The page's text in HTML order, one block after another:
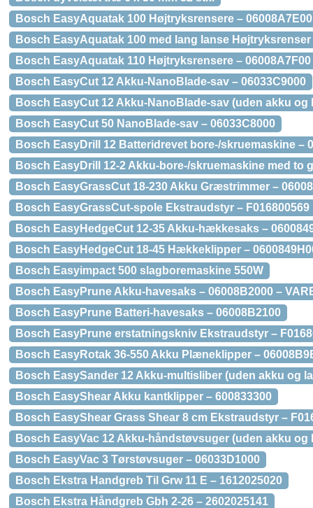
Bosch EasyAquatak 100 Højtryksrensere – 06008A7E00
Bosch EasyAquatak 100 med lang lanse Højtryksrenser
Bosch EasyAquatak 110 Højtryksrensere – 06008A7F00
Bosch EasyCut 12 Akku-NanoBlade-sav – 06033C9000
Bosch EasyCut 12 Akku-NanoBlade-sav (uden akku og
Bosch EasyCut 50 NanoBlade-sav – 06033C8000
Bosch EasyDrill 12 Batteridrevet bore-/skruemaskine –
Bosch EasyDrill 12-2 Akku-bore-/skruemaskine med to
Bosch EasyGrassCut 18-230 Akku Græstrimmer –
Bosch EasyGrassCut-spole Ekstraudstyr – F016800569
Bosch EasyHedgeCut 12-35 Akku-hækkesaks –
Bosch EasyHedgeCut 18-45 Hækkeklipper –
Bosch Easyimpact 500 slagboremaskine 550W
Bosch EasyPrune Akku-havesaks – 06008B2000 –
Bosch EasyPrune Batteri-havesaks – 06008B2100
Bosch EasyPrune erstatningskniv Ekstraudstyr –
Bosch EasyRotak 36-550 Akku Plæneklipper –
Bosch EasySander 12 Akku-multisliber (uden akku og
Bosch EasyShear Akku kantklipper – 600833300
Bosch EasyShear Grass Shear 8 cm Ekstraudstyr –
Bosch EasyVac 12 Akku-håndstøvsuger (uden akku og
Bosch EasyVac 3 Tørstøvsuger – 06033D1000
Bosch Ekstra Handgreb Til Grw 11 E – 1612025020
Bosch Ekstra Håndgreb Gbh 2-26 – 2602025141